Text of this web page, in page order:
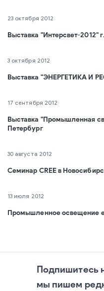
23 октября 2012
Выставка "Интерсвет-2012"
3 октября 2012
Выставка "ЭНЕРГЕТИКА И
17 сентября 2012
Выставка "Промышленная
Петербург
30 августа 2012
Семинар CREE в
13 июля 2012
Промышленное освещение
Подпишитесь
мы пишем